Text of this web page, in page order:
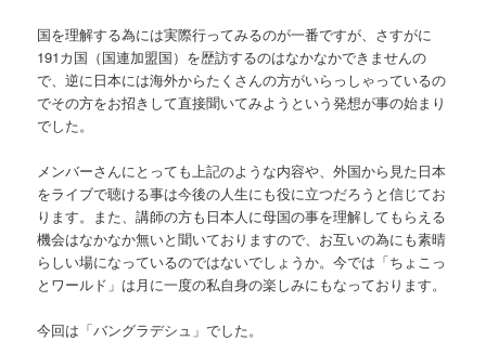
国を理解する為には実際行ってみるのが一番ですが、さすがに
191カ国（国連加盟国）を歴訪するのはなかなかできませんの
で、逆に日本には海外からたくさんの方がいらっしゃっているの
でその方をお招きして直接聞いてみようという発想が事の始まり
でした。
メンバーさんにとっても上記のような内容や、外国から見た日本
をライブで聴ける事は今後の人生にも役に立つだろうと信じてお
ります。また、講師の方も日本人に母国の事を理解してもらえる
機会はなかなか無いと聞いておりますので、お互いの為にも素晴
らしい場になっているのではないでしょうか。今では「ちょこっ
とワールド」は月に一度の私自身の楽しみにもなっております。
今回は「バングラデシュ」でした。